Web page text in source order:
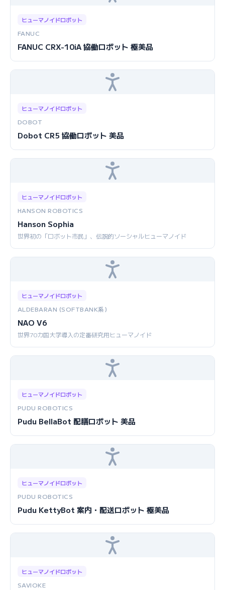
ヒューマノイドロボット
FANUC
FANUC CRX-10iA 協働ロボット 極美品
ヒューマノイドロボット
DOBOT
Dobot CR5 協働ロボット 美品
ヒューマノイドロボット
HANSON ROBOTICS
Hanson Sophia
世界初の「ロボット市民」、伝説的ソーシャルヒューマノイド
ヒューマノイドロボット
ALDEBARAN (SOFTBANK系)
NAO V6
世界70カ国大学導入の定番研究用ヒューマノイド
ヒューマノイドロボット
PUDU ROBOTICS
Pudu BellaBot 配膳ロボット 美品
ヒューマノイドロボット
PUDU ROBOTICS
Pudu KettyBot 案内・配送ロボット 極美品
ヒューマノイドロボット
SAVIOKE